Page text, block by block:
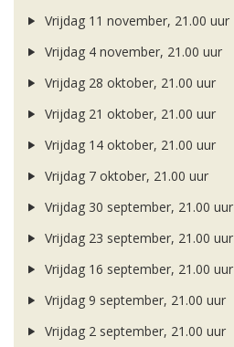
Vrijdag 11 november, 21.00 uur
Vrijdag 4 november, 21.00 uur
Vrijdag 28 oktober, 21.00 uur
Vrijdag 21 oktober, 21.00 uur
Vrijdag 14 oktober, 21.00 uur
Vrijdag 7 oktober, 21.00 uur
Vrijdag 30 september, 21.00 uur
Vrijdag 23 september, 21.00 uur
Vrijdag 16 september, 21.00 uur
Vrijdag 9 september, 21.00 uur
Vrijdag 2 september, 21.00 uur